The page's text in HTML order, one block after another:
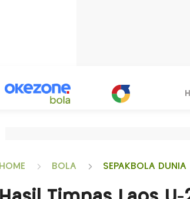
HOME BOLA SEPAKBOLA DUNIA